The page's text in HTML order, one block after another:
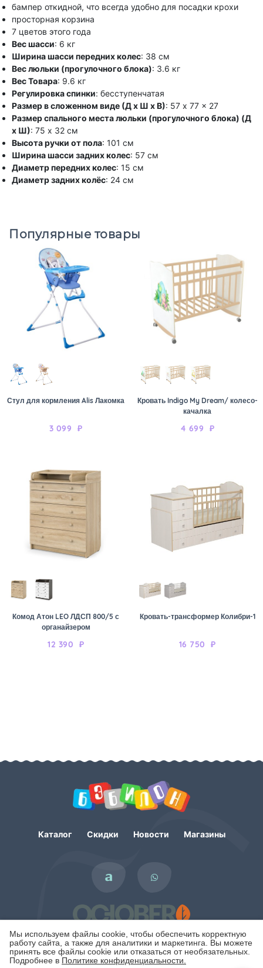
Мы используем файлы cookie, чтобы обеспечить корректную
работу сайта, а также для аналитики и маркетинга. Вы можете
принять все файлы cookie или отказаться от необязательных.
Подробнее в Политике конфиденциальности.
бампер откидной, что всегда удобно для посадки крохи
просторная корзина
7 цветов этого года
Вес шасси: 6 кг
Ширина шасси передних колес: 38 см
Вес люльки (прогулочного блока): 3.6 кг
Вес Товара: 9.6 кг
Регулировка спинки: бесступенчатая
Размер в сложенном виде (Д x Ш x В): 57 x 77 x 27
Размер спального места люльки (прогулочного блока) (Д
x Ш): 75 x 32 см
Высота ручки от пола: 101 см
Ширина шасси задних колес: 57 см
Диаметр передних колес: 15 см
Диаметр задних колёс: 24 см
Популярные товары
Стул для кормления Alis Лакомка
3 099 ₽
Кровать Indigo My Dream/ колесо-
качалка
4 699 ₽
Комод Атон LEO ЛДСП 800/5 с
органайзером
12 390 ₽
Кровать-трансформер Колибри-1
16 750 ₽
Каталог Скидки Новости Магазины